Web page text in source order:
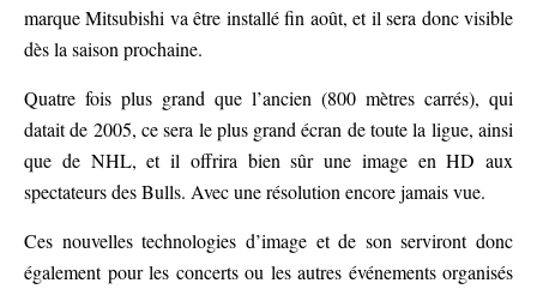
marque Mitsubishi va être installé fin août, et il sera donc visible
dès la saison prochaine.
Quatre fois plus grand que l’ancien (800 mètres carrés), qui
datait de 2005, ce sera le plus grand écran de toute la ligue, ainsi
que de NHL, et il offrira bien sûr une image en HD aux
spectateurs des Bulls. Avec une résolution encore jamais vue.
Ces nouvelles technologies d’image et de son serviront donc
également pour les concerts ou les autres événements organisés